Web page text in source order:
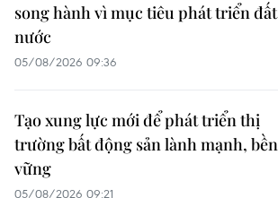
song hành vì mục tiêu phát triển đất
nước
05/08/2026 09:36
Tạo xung lực mới để phát triển thị
trường bất động sản lành mạnh, bền
vững
05/08/2026 09:21